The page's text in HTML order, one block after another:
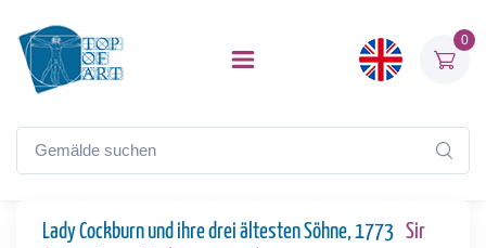
0
Lady Cockburn und ihre drei ältesten Söhne, 1773 Sir